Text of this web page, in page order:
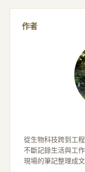
作者
從生物科技跨到工
不斷記錄生活與工
現場的筆記整理成